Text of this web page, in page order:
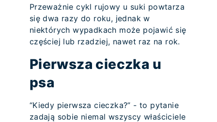
Przeważnie cykl rujowy u suki powtarza
się dwa razy do roku, jednak w
niektórych wypadkach może pojawić się
częściej lub rzadziej, nawet raz na rok.
Pierwsza cieczka u
psa
“Kiedy pierwsza cieczka?” - to pytanie
zadają sobie niemal wszyscy właściciele